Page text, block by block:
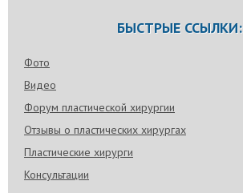
БЫСТРЫЕ ССЫЛКИ:
Фото
Видео
Форум пластической хирургии
Отзывы о пластических хирургах
Пластические хирурги
Консультации